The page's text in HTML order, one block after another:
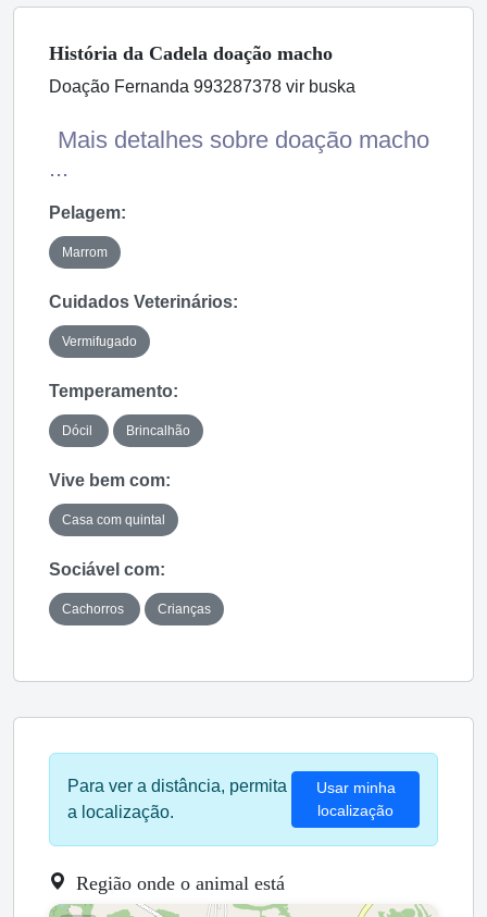
História da Cadela doação macho
Doação Fernanda 993287378 vir buska
Mais detalhes sobre doação macho
...
Pelagem:
Marrom
Cuidados Veterinários:
Vermifugado
Temperamento:
Dócil Brincalhão
Vive bem com:
Casa com quintal
Sociável com:
Cachorros Crianças
Para ver a distância, permita
a localização.
Usar minha
localização
Região onde o animal está